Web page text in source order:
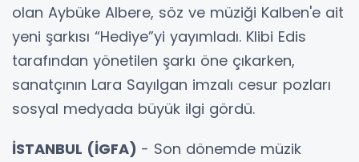
olan Aybüke Albere, söz ve müziği Kalben'e ait
yeni şarkısı “Hediye”yi yayımladı. Klibi Edis
tarafından yönetilen şarkı öne çıkarken,
sanatçının Lara Sayılgan imzalı cesur pozları
sosyal medyada büyük ilgi gördü.
İSTANBUL (İGFA) - Son dönemde müzik